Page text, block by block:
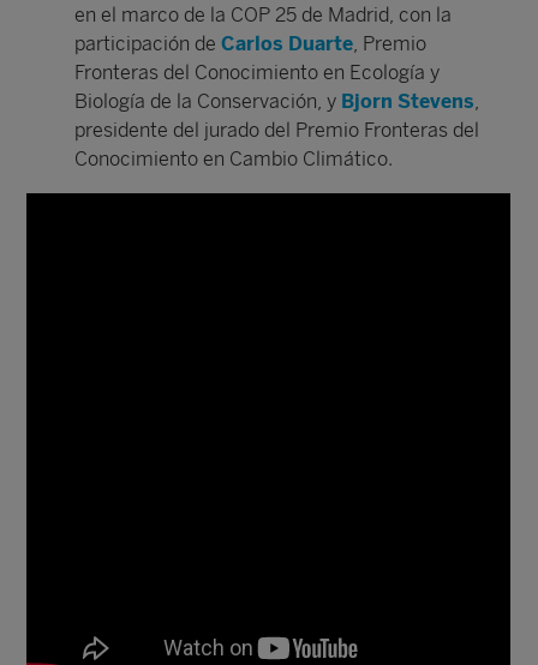
en el marco de la COP 25 de Madrid, con la
participación deCarlos Duarte, Premio
Fronteras del Conocimiento en Ecología y
Biología de la Conservación, y Bjorn Stevens,
presidente del jurado del Premio Fronteras del
Conocimiento en Cambio Climático.